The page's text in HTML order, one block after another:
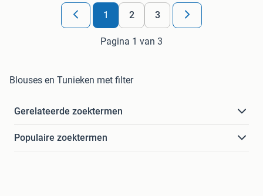
1 2 3
Pagina 1 van 3
Blouses en Tunieken met filter
Gerelateerde zoektermen
Populaire zoektermen